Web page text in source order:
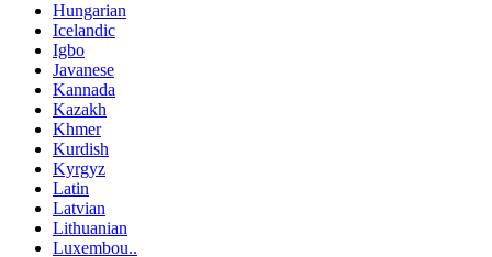
Hungarian
Icelandic
Igbo
Javanese
Kannada
Kazakh
Khmer
Kurdish
Kyrgyz
Latin
Latvian
Lithuanian
Luxembou..